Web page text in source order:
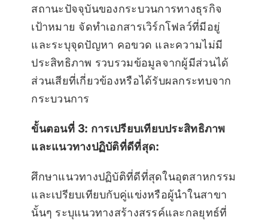
สถานะปัจจุบันของกระบวนการทางธุรกิจ
เป้าหมาย จัดทำเอกสารเวิร์กโฟลว์ที่มีอยู่
และระบุจุดปัญหา คอขวด และความไม่มี
ประสิทธิภาพ รวบรวมข้อมูลจากผู้มีส่วนได้
ส่วนเสียที่เกี่ยวข้องหรือได้รับผลกระทบจาก
กระบวนการ
ขั้นตอนที่ 3: การเปรียบเทียบประสิทธิภาพ
และแนวทางปฏิบัติที่ดีที่สุด:
ศึกษาแนวทางปฏิบัติที่ดีที่สุดในอุตสาหกรรม
และเปรียบเทียบกับคู่แข่งหรือผู้นำในสาขา
นั้นๆ ระบุแนวทางสร้างสรรค์และกลยุทธ์ที่